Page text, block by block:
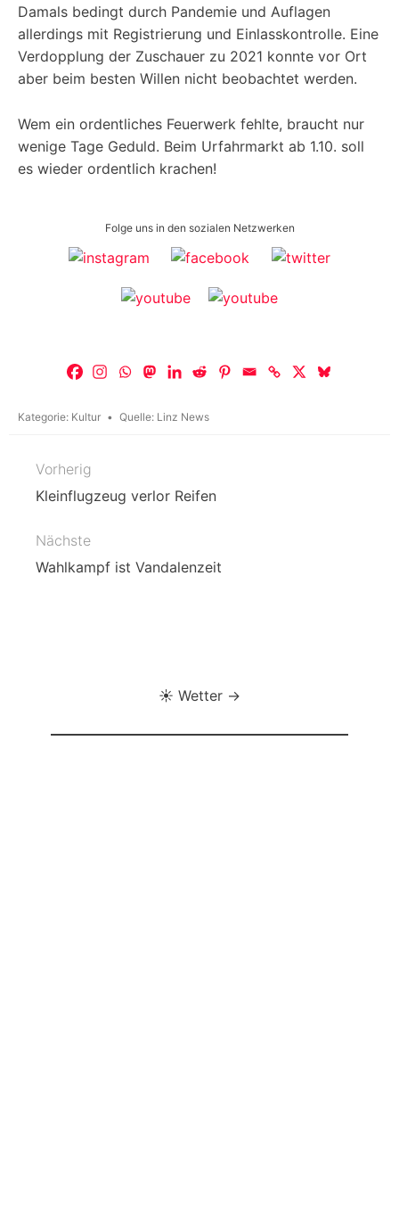
Damals bedingt durch Pandemie und Auflagen
allerdings mit Registrierung und Einlasskontrolle. Eine
Verdopplung der Zuschauer zu 2021 konnte vor Ort
aber beim besten Willen nicht beobachtet werden.
Wem ein ordentliches Feuerwerk fehlte, braucht nur
wenige Tage Geduld. Beim Urfahrmarkt ab 1.10. soll
es wieder ordentlich krachen!
Folge uns in den sozialen Netzwerken
Kategorie: Kultur Quelle: Linz News
Beitragsnavigation
Vorherig
Kleinflugzeug verlor Reifen
Nächste
Wahlkampf ist Vandalenzeit
☀️ Wetter →